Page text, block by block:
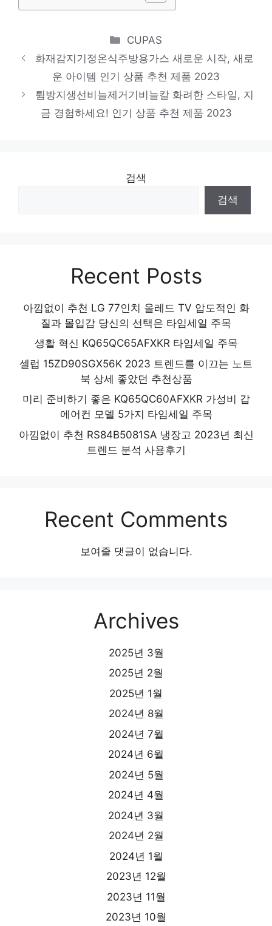
Categories
CUPAS
화재감지기정온식주방용가스 새로운 시작, 새로
운 아이템 인기 상품 추천 제품 2023
튐방지생선비늘제거기비늘칼 화려한 스타일, 지
금 경험하세요! 인기 상품 추천 제품 2023
검색
검색
Recent Posts
아낌없이 추천 LG 77인치 올레드 TV 압도적인 화
질과 몰입감 당신의 선택은 타임세일 주목
생활 혁신 KQ65QC65AFXKR 타임세일 주목
셀럽 15ZD90SGX56K 2023 트렌드를 이끄는 노트
북 상세 좋았던 추천상품
미리 준비하기 좋은 KQ65QC60AFXKR 가성비 갑
에어컨 모델 5가지 타임세일 주목
아낌없이 추천 RS84B5081SA 냉장고 2023년 최신
트렌드 분석 사용후기
Recent Comments
보여줄 댓글이 없습니다.
Archives
2025년 3월
2025년 2월
2025년 1월
2024년 8월
2024년 7월
2024년 6월
2024년 5월
2024년 4월
2024년 3월
2024년 2월
2024년 1월
2023년 12월
2023년 11월
2023년 10월